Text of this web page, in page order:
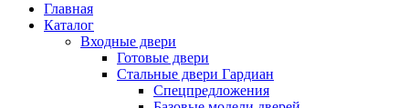
Главная
Каталог
Входные двери
Готовые двери
Стальные двери Гардиан
Спецпредложения